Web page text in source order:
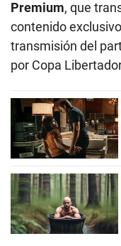
Premium, que
contenido
transmisión del
por Copa